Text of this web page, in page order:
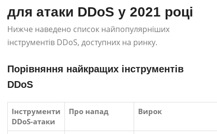
для атаки DDoS у 2021 році
Нижче наведено список найпопулярніших
інструментів DDoS, доступних на ринку.
Порівняння найкращих інструментів
DDoS
Інструменти
DDoS-атаки
Про напад Вирок